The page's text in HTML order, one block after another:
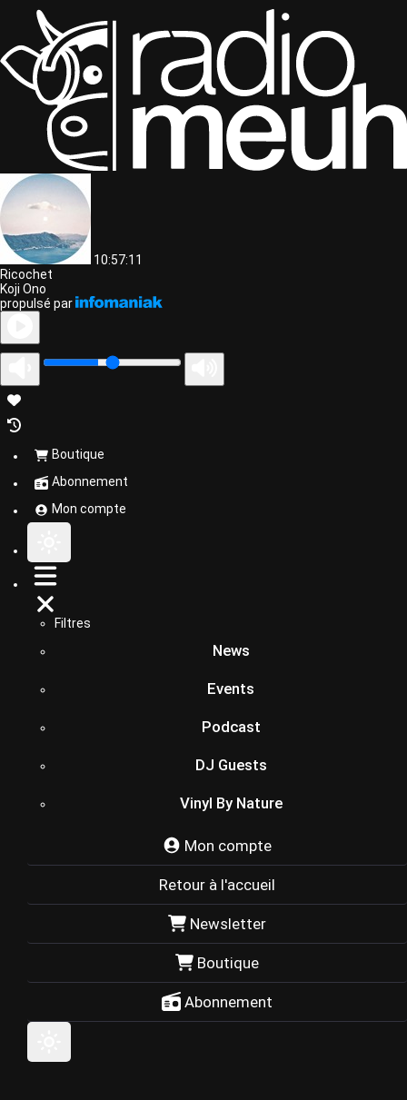
10:57:11
Ricochet
Koji Ono
propulsé par
Boutique
Abonnement
Mon compte
Filtres
News
Events
Podcast
DJ Guests
Vinyl By Nature
Mon compte
Retour à l'accueil
Newsletter
Boutique
Abonnement